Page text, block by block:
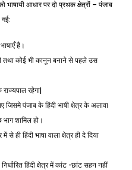
भाषायी आधार पर दो प्रथक क्षेत्रों – पंजाब
गई:
है।
तथा कोई भी कानून बनाने से पहले उस
रहेगा|
जिसमे पंजाब के हिंदी भाषी क्षेत्र के अलावा
शामिल हो।
ही हिंदी भाषा वाला क्षेत्र ही दे दिया
हिंदी क्षेत्र में कांट -छांट सहन नहीं